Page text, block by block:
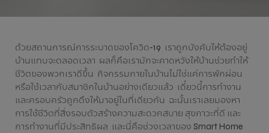
ด้วยสถานการณ์การระบาดของโควิด-19 เราถูกบังคับให้ต้องอยู่
บ้านแทบจะตลอดเวลา ผลก็คือเรามักจะคาดหวังให้บ้านช่วยทำให้
ชีวิตของพวกเราดีขึ้น กิจกรรมภายในบ้านไม่ใช่แค่การพักผ่อน
หรือใช้เวลากับสมาชิกในบ้านอย่างเดียวแล้ว เดี๋ยวนี้การทำงาน
และครอบครัวถูกดึงให้มาอยู่ในที่เดียวกัน ฉะนั้นเราเลยมองหา
การใช้ชีวิตที่สิ่งรอบตัวสร้างความสะดวกสบาย สุขภาวะที่ดี และ
การทำงานที่มีประสิทธิผล และนี่คือช่วงเวลาของ Smart Home